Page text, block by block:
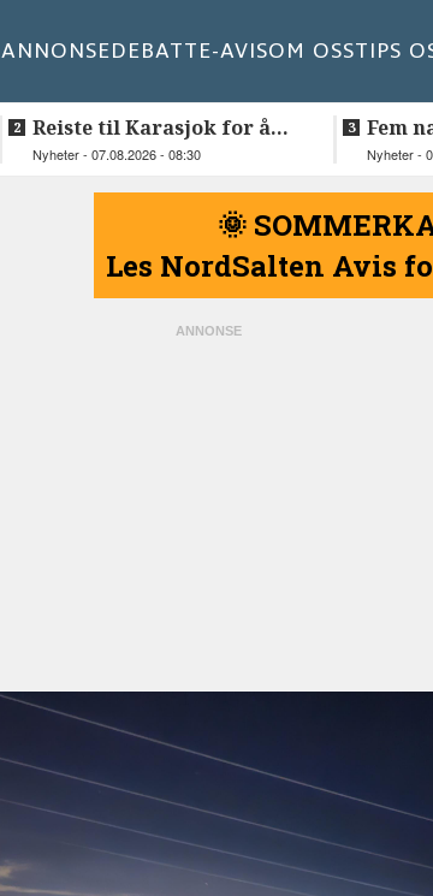
ANNONSEDEBATTE-AVISOM OSSTIPS
Reiste til Karasjok for å
vie Ellen og Johan Anders
Nyheter - 07.08.2026 - 08:30
Fem
til
Nyheter -
🌞
Les NordSalten Avis